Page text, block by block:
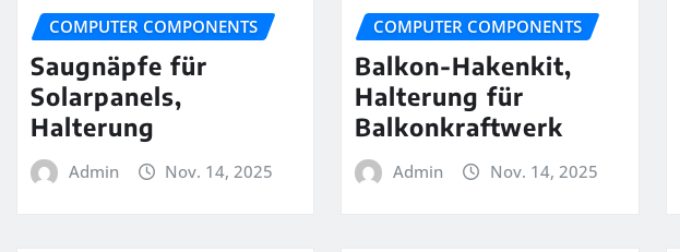
COMPUTER COMPONENTS
Saugnäpfe für
Solarpanels,
Halterung
Admin Nov. 14, 2025
COMPUTER COMPONENTS
Balkon-Hakenkit,
Halterung für
Balkonkraftwerk
Admin Nov. 14, 2025